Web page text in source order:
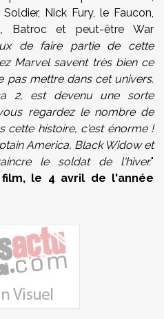
Nick Fury, le Faucon,
Batroc et peut-être War
de faire partie de cette
Marvel savent très bien ce
pas mettre dans cet univers.
2, est devenu une sorte
regardez le nombre de
cette histoire, c'est énorme !
America, Black Widow et
le soldat de l'hiver."
le 4 avril de l'année